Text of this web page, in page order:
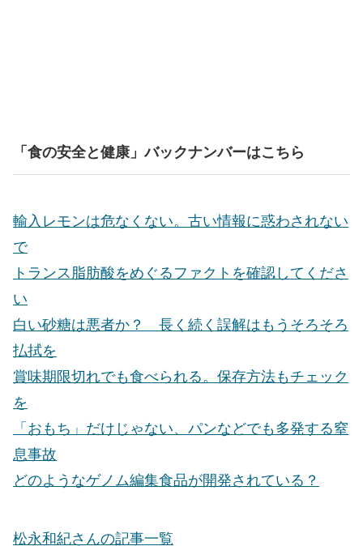
「食の安全と健康」バックナンバーはこちら
輸入レモンは危なくない。古い情報に惑わされない
で
トランス脂肪酸をめぐるファクトを確認してくださ
い
白い砂糖は悪者か？ 長く続く誤解はもうそろそろ
払拭を
賞味期限切れでも食べられる。保存方法もチェック
を
「おもち」だけじゃない、パンなどでも多発する窒
息事故
どのようなゲノム編集食品が開発されている？
松永和紀さんの記事一覧